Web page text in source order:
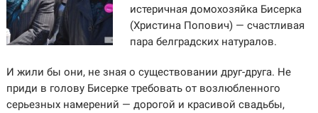
истеричная домохозяйка Бисерка
(Христина Попович) — счастливая
пара белградских натуралов.
И жили бы они, не зная о существовании друг-друга. Не
приди в голову Бисерке требовать от возлюбленного
серьезных намерений — дорогой и красивой свадьбы,